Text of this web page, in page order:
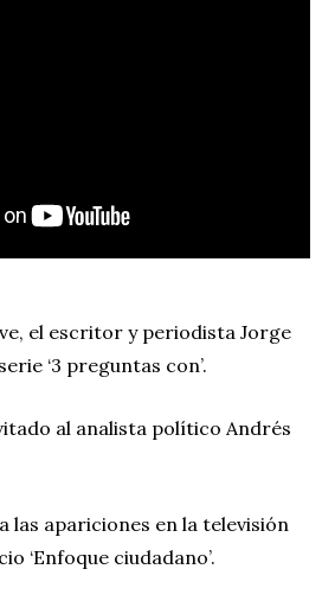
el escritor y periodista Jorge
‘3 preguntas con’.
al analista político Andrés
las apariciones en la televisión
‘Enfoque ciudadano’.